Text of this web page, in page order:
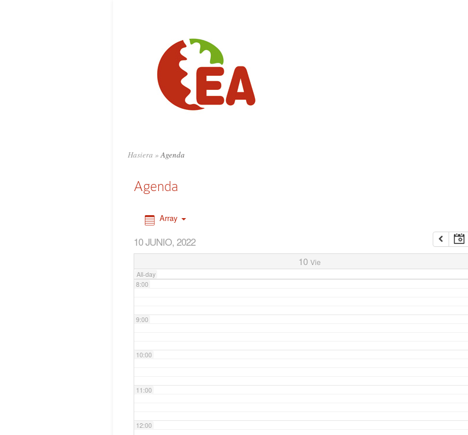
Hasiera »Agenda
Agenda
Array
10 JUNIO, 2022
10 Vie
All-day
6:00
8:00
9:00
10:00
11:00
12:00